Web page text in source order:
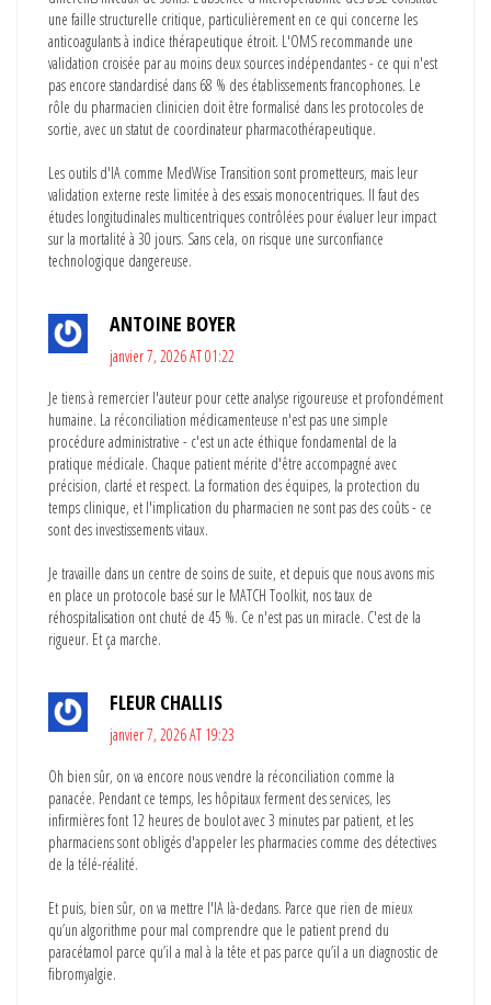
une faille structurelle critique, particulièrement en ce qui concerne les
anticoagulants à indice thérapeutique étroit. L'OMS recommande une
validation croisée par au moins deux sources indépendantes - ce qui n'est
pas encore standardisé dans 68 % des établissements francophones. Le
rôle du pharmacien clinicien doit être formalisé dans les protocoles de
sortie, avec un statut de coordinateur pharmacothérapeutique.
Les outils d'IA comme MedWise Transition sont prometteurs, mais leur
validation externe reste limitée à des essais monocentriques. Il faut des
études longitudinales multicentriques contrôlées pour évaluer leur impact
sur la mortalité à 30 jours. Sans cela, on risque une surconfiance
technologique dangereuse.
ANTOINE BOYER
janvier 7, 2026 AT 01:22
Je tiens à remercier l'auteur pour cette analyse rigoureuse et profondément
humaine. La réconciliation médicamenteuse n'est pas une simple
procédure administrative - c'est un acte éthique fondamental de la
pratique médicale. Chaque patient mérite d'être accompagné avec
précision, clarté et respect. La formation des équipes, la protection du
temps clinique, et l'implication du pharmacien ne sont pas des coûts - ce
sont des investissements vitaux.
Je travaille dans un centre de soins de suite, et depuis que nous avons mis
en place un protocole basé sur le MATCH Toolkit, nos taux de
réhospitalisation ont chuté de 45 %. Ce n'est pas un miracle. C'est de la
rigueur. Et ça marche.
FLEUR CHALLIS
janvier 7, 2026 AT 19:23
Oh bien sûr, on va encore nous vendre la réconciliation comme la
panacée. Pendant ce temps, les hôpitaux ferment des services, les
infirmières font 12 heures de boulot avec 3 minutes par patient, et les
pharmaciens sont obligés d'appeler les pharmacies comme des détectives
de la télé-réalité.
Et puis, bien sûr, on va mettre l'IA là-dedans. Parce que rien de mieux
qu’un algorithme pour mal comprendre que le patient prend du
paracétamol parce qu’il a mal à la tête et pas parce qu’il a un diagnostic de
fibromyalgie.